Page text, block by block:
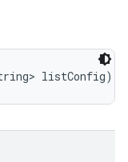
listConfig)